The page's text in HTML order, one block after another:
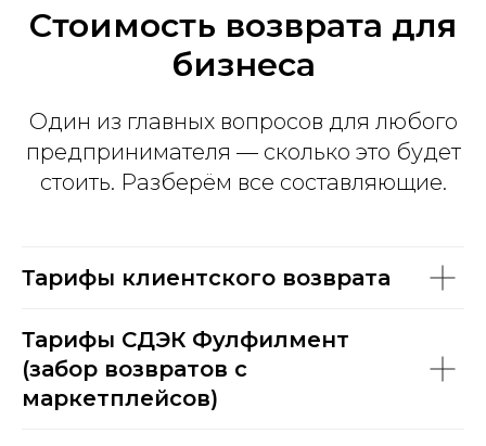
Стоимость возврата для
бизнеса
Один из главных вопросов для любого
предпринимателя — сколько это будет
стоить. Разберём все составляющие.
Тарифы клиентского возврата
Тарифы СДЭК Фулфилмент
(забор возвратов с
маркетплейсов)